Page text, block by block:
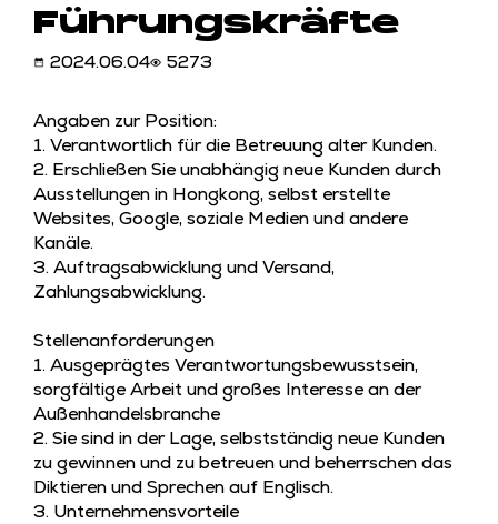
Führungskräfte
2024.06.04 5273
Angaben zur Position:
1. Verantwortlich für die Betreuung alter Kunden.
2. Erschließen Sie unabhängig neue Kunden durch
Ausstellungen in Hongkong, selbst erstellte
Websites, Google, soziale Medien und andere
Kanäle.
3. Auftragsabwicklung und Versand,
Zahlungsabwicklung.
Stellenanforderungen
1. Ausgeprägtes Verantwortungsbewusstsein,
sorgfältige Arbeit und großes Interesse an der
Außenhandelsbranche
2. Sie sind in der Lage, selbstständig neue Kunden
zu gewinnen und zu betreuen und beherrschen das
Diktieren und Sprechen auf Englisch.
3. Unternehmensvorteile